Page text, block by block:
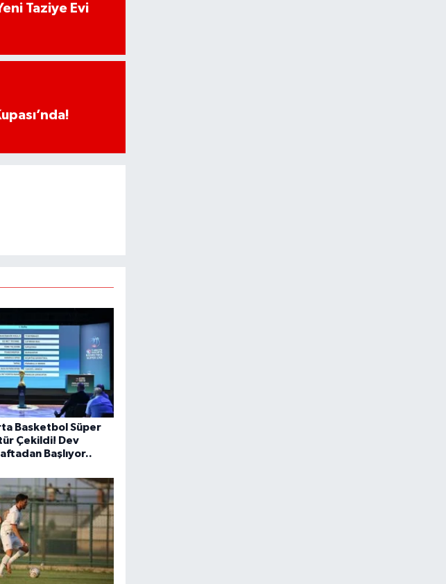
Taziye Evi
Basketbol Süper
Çekildi! Dev
Başlıyor..